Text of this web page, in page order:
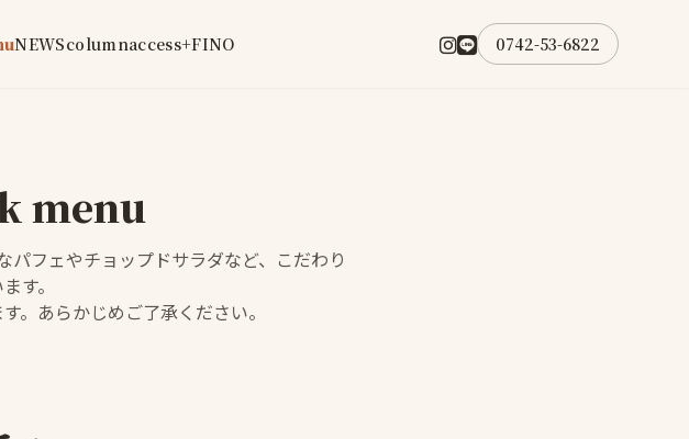
NEWScolumnaccess+FINO 0742-53-6822
menu
フェやチョップドサラダなど、こだわり
す。
。あらかじめご了承ください。